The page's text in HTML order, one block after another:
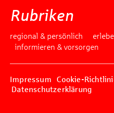
Rubriken
regional & persönlich
informieren & vorsorgen
Impressum Cookie-
Datenschutzerklärung